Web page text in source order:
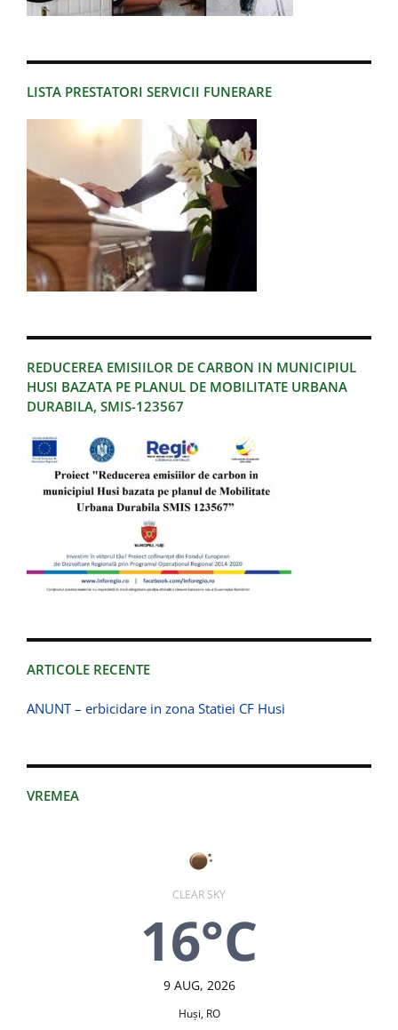
LISTA PRESTATORI SERVICII FUNERARE
REDUCEREA EMISIILOR DE CARBON IN MUNICIPIUL
HUSI BAZATA PE PLANUL DE MOBILITATE URBANA
DURABILA, SMIS-123567
ARTICOLE RECENTE
ANUNT – erbicidare in zona Statiei CF Husi
VREMEA
CLEAR SKY
16°C
9 AUG, 2026
Huşi, RO